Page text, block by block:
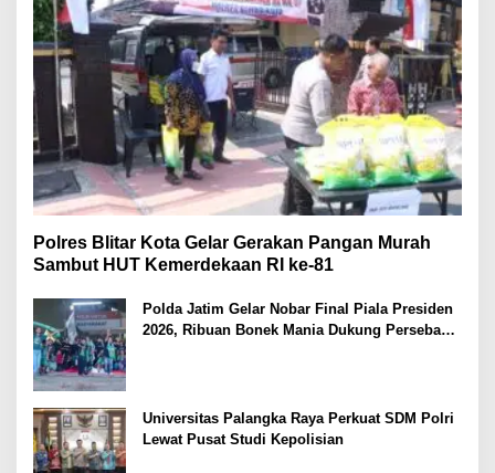
Polres Blitar Kota Gelar Gerakan Pangan Murah
Sambut HUT Kemerdekaan RI ke-81
Polda Jatim Gelar Nobar Final Piala Presiden
2026, Ribuan Bonek Mania Dukung Persebaya
Universitas Palangka Raya Perkuat SDM Polri
Lewat Pusat Studi Kepolisian